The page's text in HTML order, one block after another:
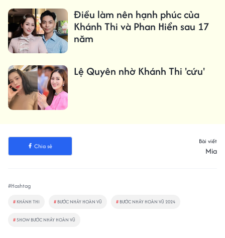
Điều làm nên hạnh phúc của
Khánh Thi và Phan Hiển sau 17
năm
Lệ Quyên nhờ Khánh Thi 'cứu'
Chia sẻ
Bài viết
Mia
#Hashtag
# KHÁNH THI # BƯỚC NHẢY HOÀN VŨ # BƯỚC NHẢY HOÀN VŨ 2024
#SHOW BƯỚC NHẢY HOÀN VŨ